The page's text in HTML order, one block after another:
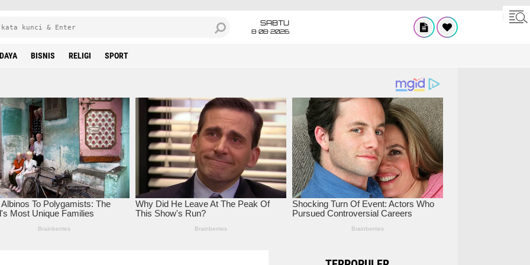
SABTU
8•08•2026
BISNIS RELIGI SPORT